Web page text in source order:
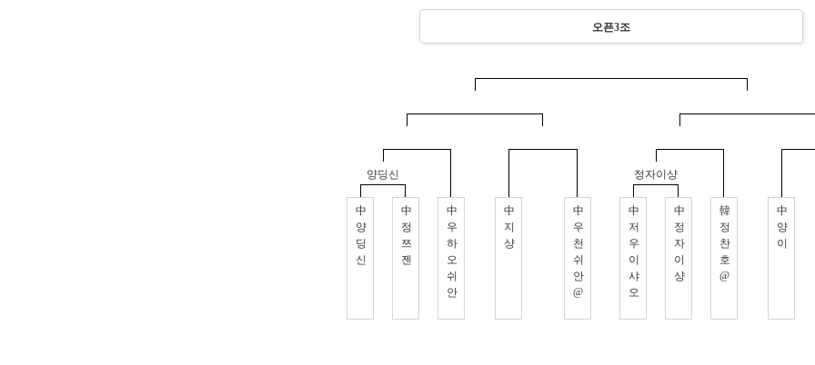
오픈3조
양딩신
中
양
딩
신
中
정
쯔
젠
中
우
하
오
쉬
안
中
지
샹
中
우
천
쉬
안
@
정자이샹
中
저
우
이
샤
오
中
정
자
이
샹
韓
정
찬
호
@
中
양
이